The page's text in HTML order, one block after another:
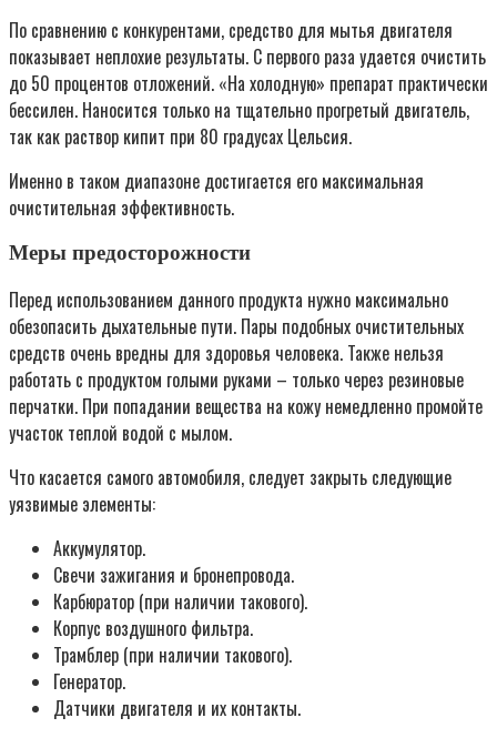
По сравнению с конкурентами, средство для мытья двигателя
показывает неплохие результаты. С первого раза удается очистить
до 50 процентов отложений. «На холодную» препарат практически
бессилен. Наносится только на тщательно прогретый двигатель,
так как раствор кипит при 80 градусах Цельсия.
Именно в таком диапазоне достигается его максимальная
очистительная эффективность.
Меры предосторожности
Перед использованием данного продукта нужно максимально
обезопасить дыхательные пути. Пары подобных очистительных
средств очень вредны для здоровья человека. Также нельзя
работать с продуктом голыми руками – только через резиновые
перчатки. При попадании вещества на кожу немедленно промойте
участок теплой водой с мылом.
Что касается самого автомобиля, следует закрыть следующие
уязвимые элементы:
Аккумулятор.
Свечи зажигания и бронепровода.
Карбюратор (при наличии такового).
Корпус воздушного фильтра.
Трамблер (при наличии такового).
Генератор.
Датчики двигателя и их контакты.